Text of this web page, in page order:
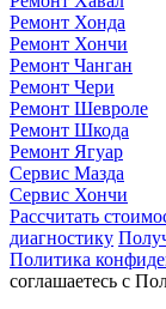
Ремонт Хонда
Ремонт Хончи
Ремонт Чанган
Ремонт Чери
Ремонт Шевроле
Ремонт Шкода
Ремонт Ягуар
Сервис Мазда
Сервис Хончи
Рассчитать
диагностику
Политика
соглашаетесь с